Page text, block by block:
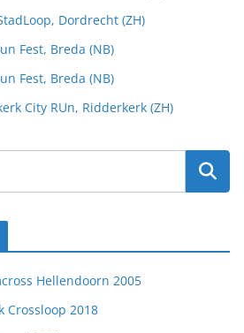
Dordrecht (ZH)
Fest, Breda (NB)
Fest, Breda (NB)
City RUn, Ridderkerk (ZH)
Hellendoorn 2005
Crossloop 2018